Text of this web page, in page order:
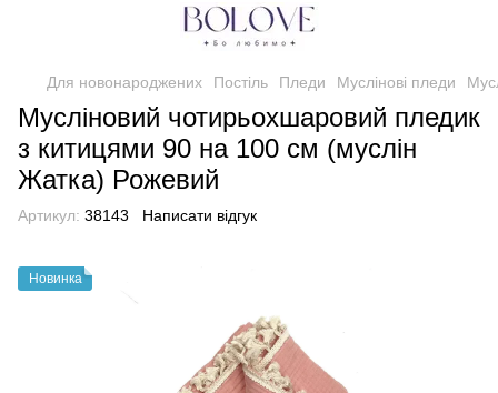
Для новонароджених Постіль Пледи Муслінові пледи
Мусліновий чотирьохшаровий пледик
з китицями 90 на 100 см (муслін
Жатка) Рожевий
Артикул: 38143 Написати відгук
Новинка